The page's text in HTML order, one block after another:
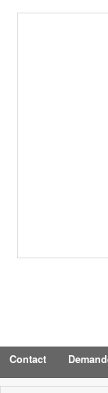
Contact